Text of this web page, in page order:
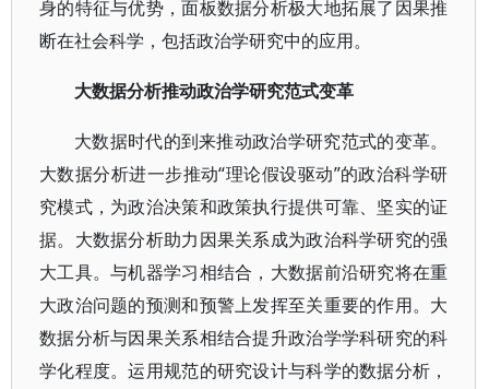
身的特征与优势，面板数据分析极大地拓展了因果推
断在社会科学，包括政治学研究中的应用。
大数据分析推动政治学研究范式变革
大数据时代的到来推动政治学研究范式的变革。
大数据分析进一步推动“理论假设驱动”的政治科学研
究模式，为政治决策和政策执行提供可靠、坚实的证
据。大数据分析助力因果关系成为政治科学研究的强
大工具。与机器学习相结合，大数据前沿研究将在重
大政治问题的预测和预警上发挥至关重要的作用。大
数据分析与因果关系相结合提升政治学学科研究的科
学化程度。运用规范的研究设计与科学的数据分析，